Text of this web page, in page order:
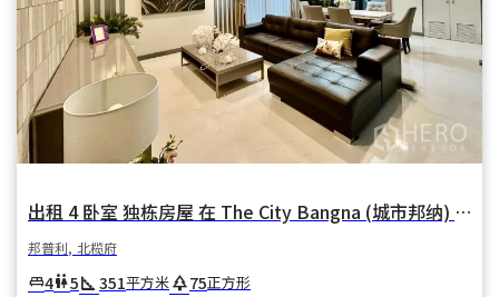
出租 4 卧室 独栋房屋 在 The City Bangna (城市邦纳) 在 邦普利亚伊 邦普利 北榄府
邦普利, 北榄府
king_bed4wc5square_foot 351平方米park75正方形